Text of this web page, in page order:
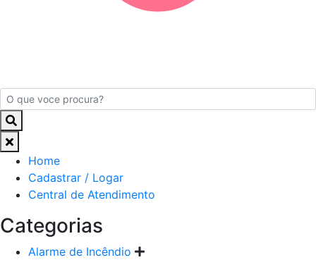
Home
Cadastrar / Logar
Central de Atendimento
Categorias
Alarme de Incêndio